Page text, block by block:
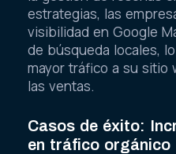
estrategias, las
visibilidad en Google
de búsqueda locales,
mayor tráfico a su sitio
las ventas.
Casos de éxito:
en tráfico orgánico